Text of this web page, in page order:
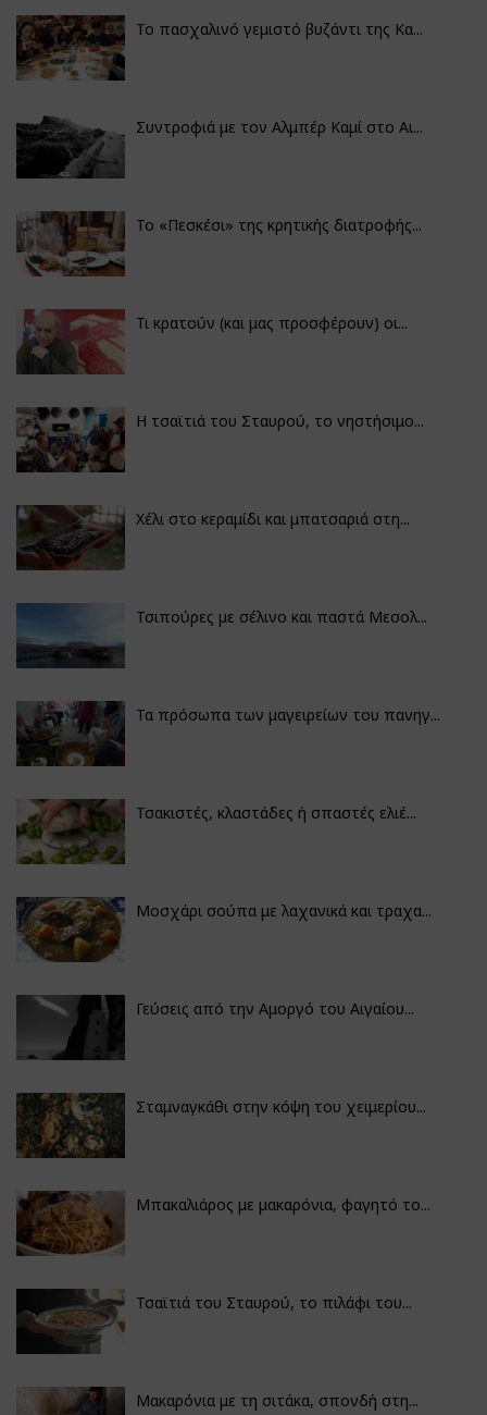
Το πασχαλινό γεμιστό βυζάντι της Κα...
Συντροφιά με τον Αλμπέρ Καμί στο Αι...
Το «Πεσκέσι» της κρητικής διατροφής...
Τι κρατούν (και μας προσφέρουν) οι...
Η τσαϊτιά του Σταυρού, το νηστήσιμο...
Χέλι στο κεραμίδι και μπατσαριά στη...
Τσιπούρες με σέλινο και παστά Μεσολ...
Τα πρόσωπα των μαγειρείων του πανηγ...
Τσακιστές, κλαστάδες ή σπαστές ελιέ...
Μοσχάρι σούπα με λαχανικά και τραχα...
Γεύσεις από την Αμοργό του Αιγαίου...
Σταμναγκάθι στην κόψη του χειμερίου...
Μπακαλιάρος με μακαρόνια, φαγητό το...
Τσαϊτιά του Σταυρού, το πιλάφι του...
Μακαρόνια με τη σιτάκα, σπονδή στη...